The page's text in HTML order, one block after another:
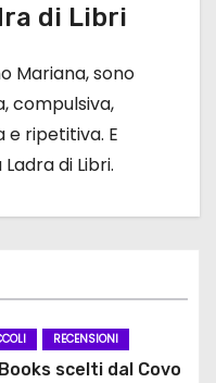
di Libri
Mariana, sono
compulsiva,
e ripetitiva. E
di Libri.
RECENSIONI
scelti dal Covo